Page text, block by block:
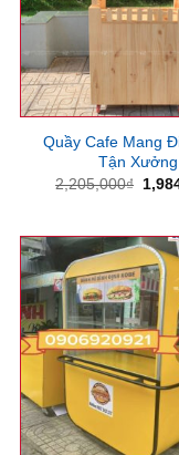
Quầy Cafe Mang
Tận Xưởng
2,205,000₫ Giá